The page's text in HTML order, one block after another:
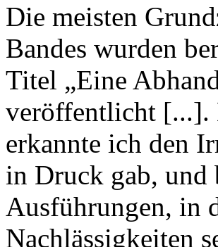
Die meisten
Bandes wurden
Titel „Eine
veröffentlicht [...].
erkannte ich den
in Druck gab, und
Ausführungen, in
Nachlässigkeiten